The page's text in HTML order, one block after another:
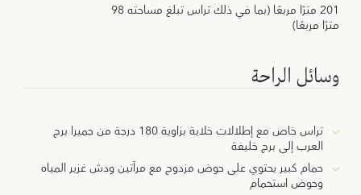
201 مترًا مربعًا (بما في ذلك تراس تبلغ مساحته 98
مترًا مربعًا)
وسائل الراحة
تراس خاص مع إطلالات خلابة بزاوية 180 درجة من جميرا برج
العرب إلى برج خليفة
حمام كبير يحتوي على حوض مزدوج مع مرآتين ودش غزير المياه
وحوض استحمام